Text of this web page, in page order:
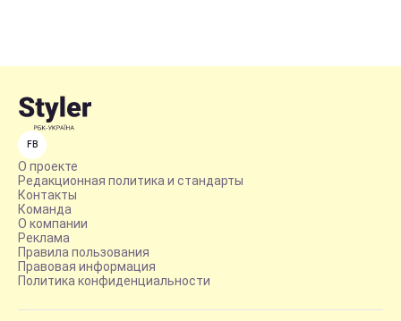
FB
О проекте
Редакционная политика и стандарты
Контакты
Команда
О компании
Реклама
Правила пользования
Правовая информация
Политика конфиденциальности